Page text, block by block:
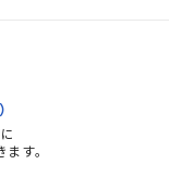
ま
は
す。